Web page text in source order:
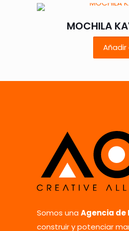
MOCHILA
Somos unaAgencia de
construir y potenciar